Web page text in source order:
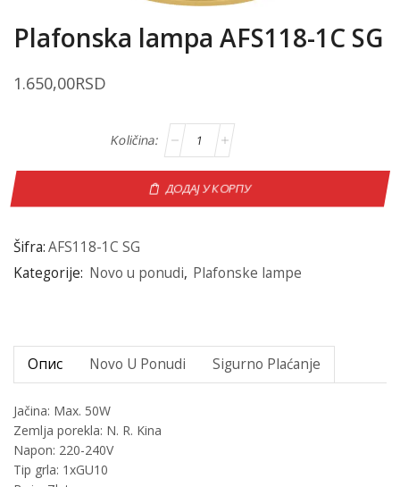
Plafonska lampa AFS118-1C SG
1.650,00RSD
ДОДАЈ У КОРПУ
Šifra:AFS118-1C SG
Kategorije: Novo u ponudi, Plafonske lampe
Опис Novo U Ponudi Sigurno Plaćanje
Jačina: Max. 50W
Zemlja porekla: N. R. Kina
Napon: 220-240V
Tip grla: 1xGU10